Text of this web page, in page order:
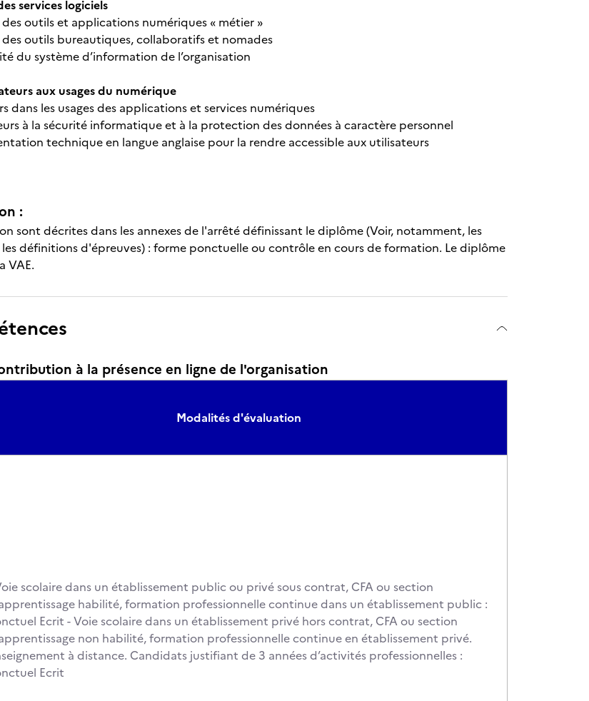
services logiciels
outils et applications numériques « métier »
outils bureautiques, collaboratifs et nomades
du système d’information de l’organisation
aux usages du numérique
dans les usages des applications et services numériques
à la sécurité informatique et à la protection des données à caractère personnel
technique en langue anglaise pour la rendre accessible aux utilisateurs
:
sont décrites dans les annexes de l'arrêté définissant le diplôme (Voir, notamment, les
définitions d'épreuves) : forme ponctuelle ou contrôle en cours de formation. Le diplôme
VAE.
à la présence en ligne de l'organisation
Modalités d'évaluation
scolaire dans un établissement public ou privé sous contrat, CFA ou section
habilité, formation professionnelle continue dans un établissement public :
Ecrit - Voie scolaire dans un établissement privé hors contrat, CFA ou section
non habilité, formation professionnelle continue en établissement privé.
à distance. Candidats justifiant de 3 années d’activités professionnelles :
Ecrit